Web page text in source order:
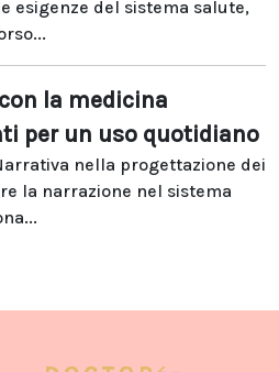
esigenze del sistema salute,
la medicina
per un uso quotidiano
nella progettazione dei
la narrazione nel sistema